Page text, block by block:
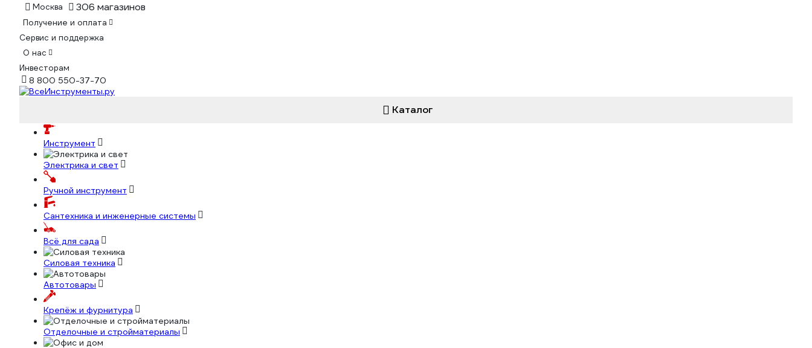
Москва 306 магазинов
Получение и оплата
Сервис и поддержка
О нас
Инвесторам
8 800 550-37-70
Каталог
Инструмент
Электрика и свет
Ручной инструмент
Сантехника и инженерные системы
Всё для сада
Силовая техника
Автотовары
Крепёж и фурнитура
Отделочные и стройматериалы